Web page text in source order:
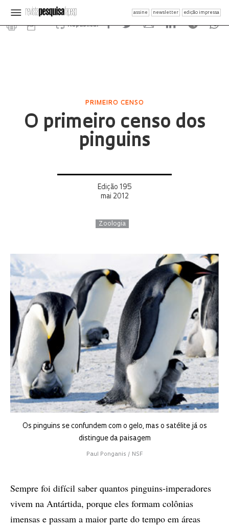
assine newsletter edição impressa
Republicar
PRIMEIRO CENSO
O primeiro censo dos
pinguins
Edição 195
mai 2012
Zoologia
Os pinguins se confundem com o gelo, mas o satélite já os
distingue da paisagem
Paul Ponganis / NSF
Sempre foi difícil saber quantos pinguins-imperadores
vivem na Antártida, porque eles formam colônias
imensas e passam a maior parte do tempo em áreas